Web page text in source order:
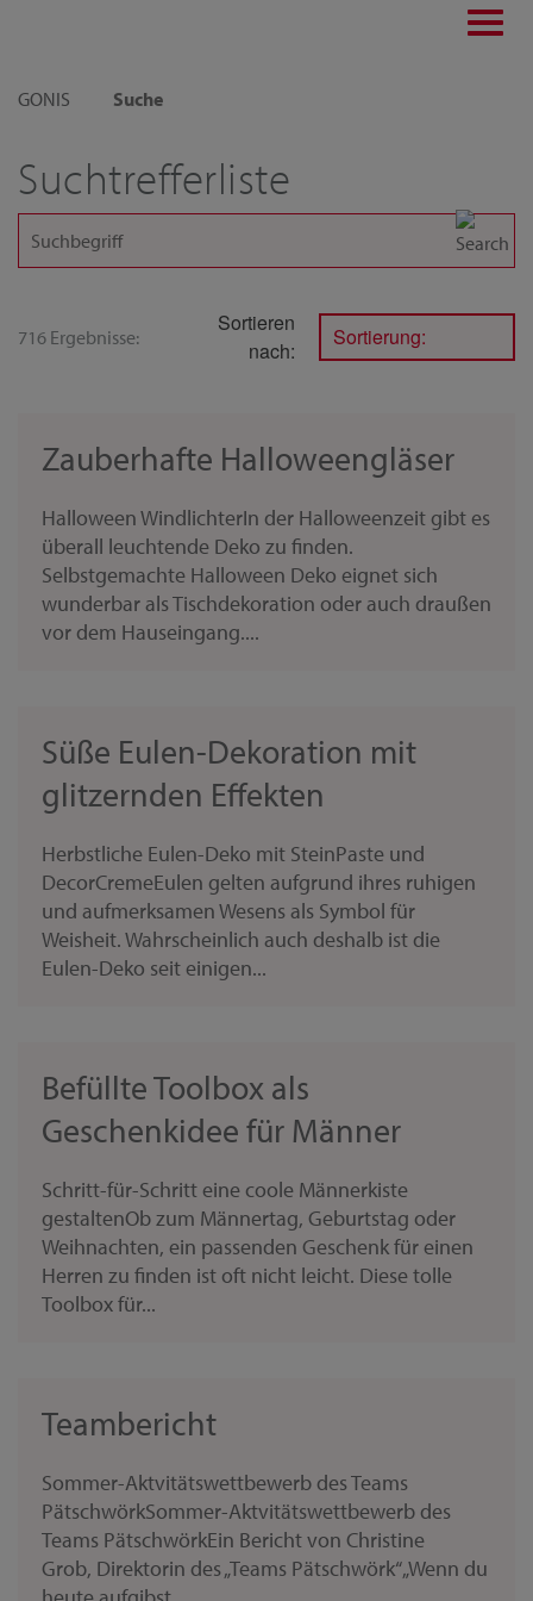
GONIS
Suche
Suchtrefferliste
716 Ergebnisse:
Sortieren
nach:
Sortierung:
Zauberhafte Halloweengläser
Halloween WindlichterIn der Halloweenzeit gibt es
überall leuchtende Deko zu finden.
Selbstgemachte Halloween Deko eignet sich
wunderbar als Tischdekoration oder auch draußen
vor dem Hauseingang....
Süße Eulen-Dekoration mit
glitzernden Effekten
Herbstliche Eulen-Deko mit SteinPaste und
DecorCremeEulen gelten aufgrund ihres ruhigen
und aufmerksamen Wesens als Symbol für
Weisheit. Wahrscheinlich auch deshalb ist die
Eulen-Deko seit einigen...
Befüllte Toolbox als
Geschenkidee für Männer
Schritt-für-Schritt eine coole Männerkiste
gestaltenOb zum Männertag, Geburtstag oder
Weihnachten, ein passenden Geschenk für einen
Herren zu finden ist oft nicht leicht. Diese tolle
Toolbox für...
Teambericht
Sommer-Aktvitätswettbewerb des Teams
PätschwörkSommer-Aktvitätswettbewerb des
Teams PätschwörkEin Bericht von Christine
Grob, Direktorin des „Teams Pätschwörk“„Wenn du